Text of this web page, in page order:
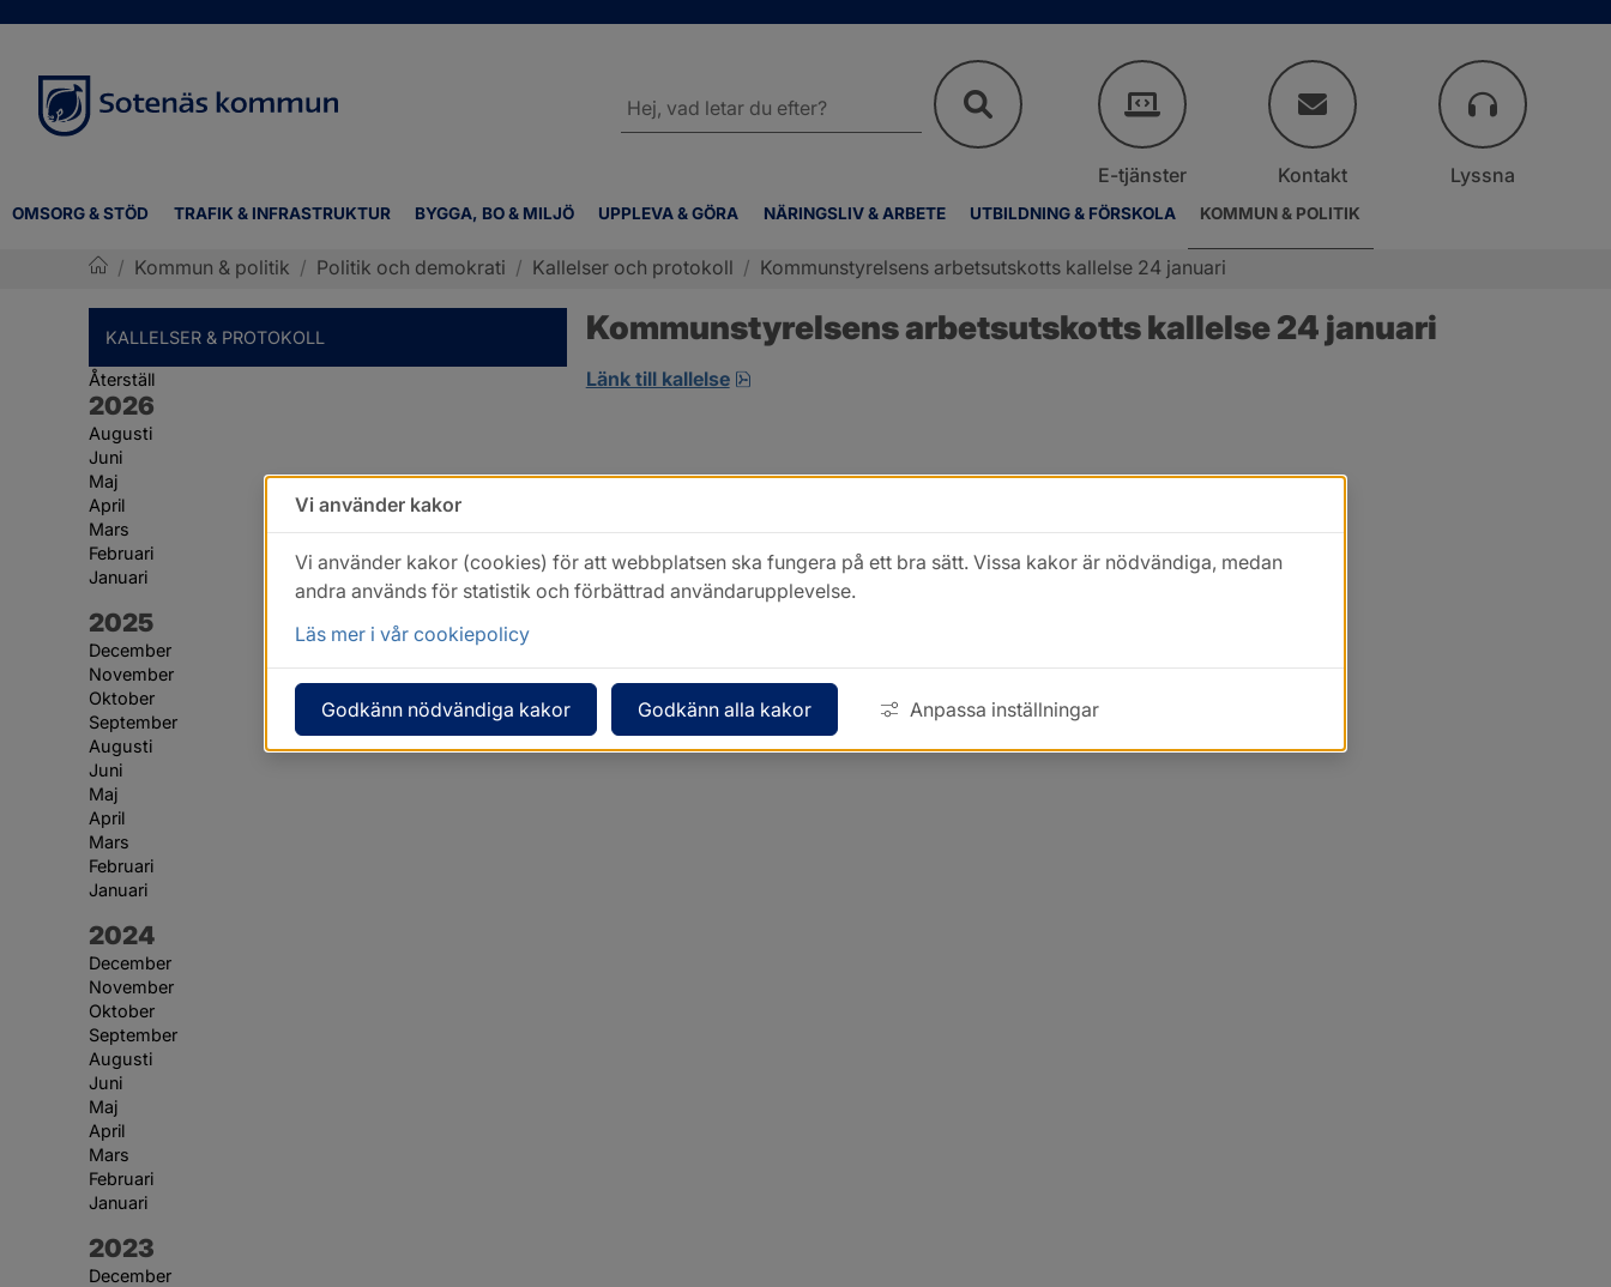
OMSORG & STÖD TRAFIK & INFRASTRUKTUR BYGGA, BO & MILJÖ UPPLEVA & GÖRA NÄRINGSLIV & ARBETE UTBILDNING & FÖRSKOLA KOMMUN & POLITIK
webbplatsen
E-tjänster Kontakt Lyssna
/ Kommun & politik / Politik och demokrati / Kallelser och protokoll / Kommunstyrelsens arbetsutskotts kallelse 24 januari
KALLELSER & PROTOKOLL
Återställ
År:
2026
Augusti
Juni
Maj
April
Mars
Februari
Januari
År:
2025
December
November
Oktober
September
Augusti
Juni
Maj
April
Mars
Februari
Januari
År:
2024
December
November
Oktober
September
Augusti
Juni
Maj
April
Mars
Februari
Januari
År:
2023
December
Kommunstyrelsens arbetsutskotts kallelse 24 januari
Länk till kallelse pdf.
Vi använder kakor
Vi använder kakor (cookies) för att webbplatsen ska fungera på ett bra sätt. Vissa kakor är nödvändiga, medan
andra används för statistik och förbättrad användarupplevelse.
Läs mer i vår cookiepolicy
Godkänn nödvändiga kakor Godkänn alla kakor Anpassa inställningar